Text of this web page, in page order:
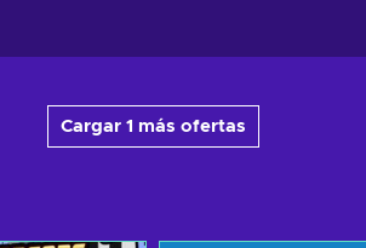
Cargar 1 más ofertas